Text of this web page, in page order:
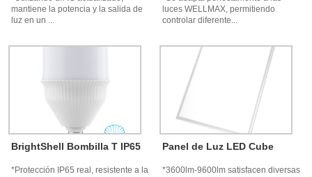
mantiene la potencia y la salida de
luz en un ...
luces WELLMAX, permitiendo
controlar diferente...
BrightShell Bombilla T IP65
*Protección IP65 real, resistente a la
Panel de Luz LED Cube
*3600lm-9600lm satisfacen diversas